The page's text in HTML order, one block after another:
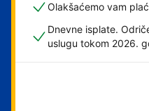
Olakšaćemo vam
Dnevne isplate.
uslugu tokom 2026.
Počnite